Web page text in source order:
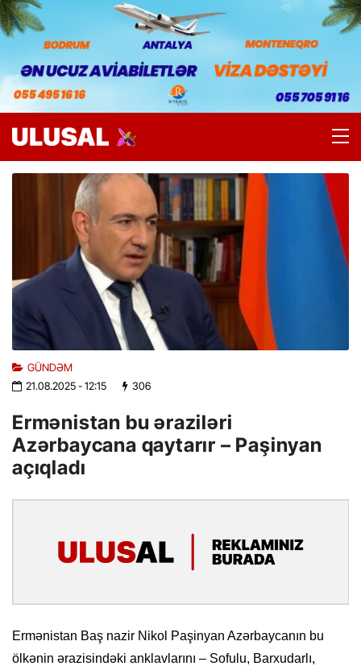
GÜNDƏM
21.08.2025- 12:15 306
Ermənistan bu əraziləri
Azərbaycana qaytarır – Paşinyan
açıqladı
Ermənistan Baş nazir Nikol Paşinyan Azərbaycanın bu
ölkənin ərazisindəki anklavlarını – Sofulu, Barxudarlı,